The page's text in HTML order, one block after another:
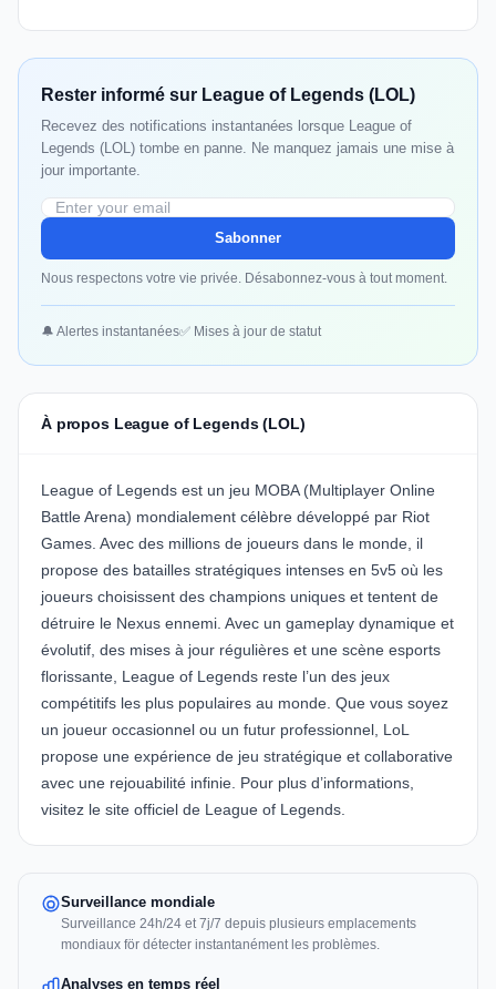
Rester informé sur League of Legends (LOL)
Recevez des notifications instantanées lorsque League of
Legends (LOL) tombe en panne. Ne manquez jamais une mise à
jour importante.
Sabonner
Nous respectons votre vie privée. Désabonnez-vous à tout moment.
🔔 Alertes instantanées✅ Mises à jour de statut
À propos League of Legends (LOL)
League of Legends est un jeu MOBA (Multiplayer Online
Battle Arena) mondialement célèbre développé par Riot
Games. Avec des millions de joueurs dans le monde, il
propose des batailles stratégiques intenses en 5v5 où les
joueurs choisissent des champions uniques et tentent de
détruire le Nexus ennemi. Avec un gameplay dynamique et
évolutif, des mises à jour régulières et une scène esports
florissante, League of Legends reste l’un des jeux
compétitifs les plus populaires au monde. Que vous soyez
un joueur occasionnel ou un futur professionnel, LoL
propose une expérience de jeu stratégique et collaborative
avec une rejouabilité infinie. Pour plus d’informations,
visitez le site officiel de League of Legends
Surveillance mondiale
Surveillance 24h/24 et 7j/7 depuis plusieurs emplacements
mondiaux för détecter instantanément les problèmes.
Analyses en temps réel